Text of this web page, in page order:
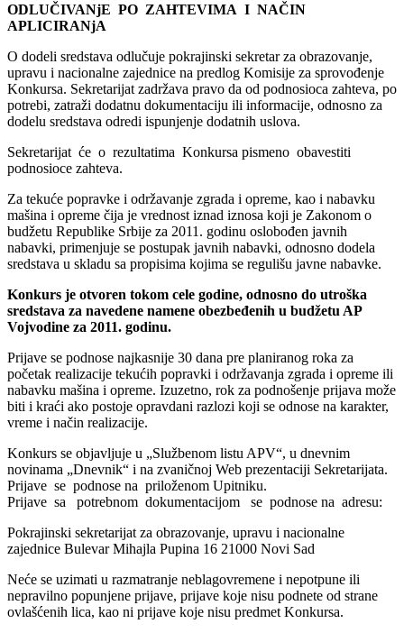
ODLUČIVANjE PO ZAHTEVIMA I NAČIN
APLICIRANjA
O dodeli sredstava odlučuje pokrajinski sekretar za obrazovanje,
upravu i nacionalne zajednice na predlog Komisije za sprovođenje
Konkursa. Sekretarijat zadržava pravo da od podnosioca zahteva, po
potrebi, zatraži dodatnu dokumentaciju ili informacije, odnosno za
dodelu sredstava odredi ispunjenje dodatnih uslova.
Sekretarijat će o rezultatima Konkursa pismeno obavestiti
podnosioce zahteva.
Za tekuće popravke i održavanje zgrada i opreme, kao i nabavku
mašina i opreme čija je vrednost iznad iznosa koji je Zakonom o
budžetu Republike Srbije za 2011. godinu oslobođen javnih
nabavki, primenjuje se postupak javnih nabavki, odnosno dodela
sredstava u skladu sa propisima kojima se regulišu javne nabavke.
Konkurs je otvoren tokom cele godine, odnosno do utroška
sredstava za navedene namene obezbeđenih u budžetu AP
Vojvodine za 2011. godinu.
Prijave se podnose najkasnije 30 dana pre planiranog roka za
početak realizacije tekućih popravki i održavanja zgrada i opreme ili
nabavku mašina i opreme. Izuzetno, rok za podnošenje prijava može
biti i kraći ako postoje opravdani razlozi koji se odnose na karakter,
vreme i način realizacije.
Konkurs se objavljuje u „Službenom listu APV“, u dnevnim
novinama „Dnevnik“ i na zvaničnoj Web prezentaciji Sekretarijata.
Prijave se podnose na priloženom Upitniku.
Prijave sa potrebnom dokumentacijom se podnose na adresu:
Pokrajinski sekretarijat za obrazovanje, upravu i nacionalne
zajednice Bulevar Mihajla Pupina 16 21000 Novi Sad
Neće se uzimati u razmatranje neblagovremene i nepotpune ili
nepravilno popunjene prijave, prijave koje nisu podnete od strane
ovlašćenih lica, kao ni prijave koje nisu predmet Konkursa.